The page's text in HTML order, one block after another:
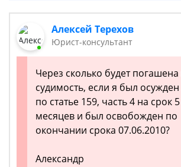
Алексей Терехов
Юрист-консультант
Через сколько будет
судимость, если я был
по статье 159, часть 4 на срок
месяцев и был освобожден по
окончании срока 07.06.2010?
Александр